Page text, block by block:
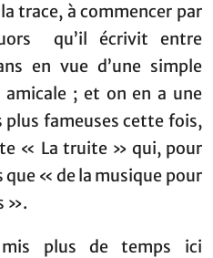
trace, à commencer par
qu’il écrivit entre
en vue d’une simple
; et on en a une
fameuses cette fois,
« La truite » qui, pour
que « de la musique pour
».
plus de temps ici